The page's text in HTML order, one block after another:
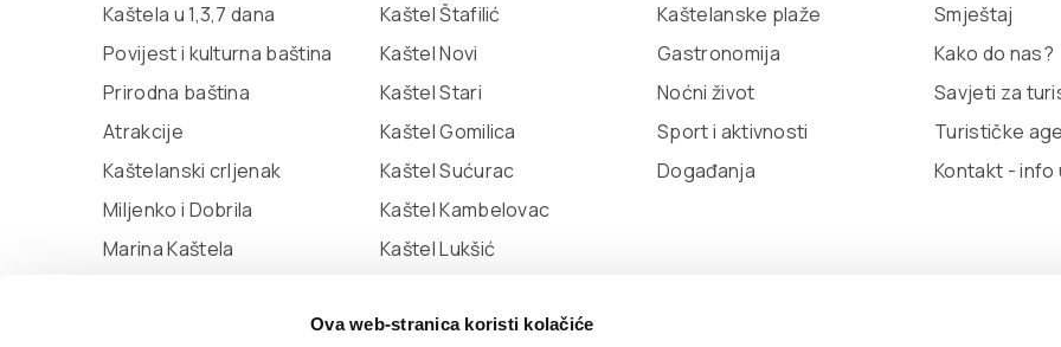
Ova web-stranica koristi kolačiće
Kaštela u 1,3,7 dana
Povijest i kulturna baština
Prirodna baština
Atrakcije
Kaštelanski crljenak
Miljenko i Dobrila
Marina Kaštela
Kaštel Štafilić
Kaštel Novi
Kaštel Stari
Kaštel Gomilica
Kaštel Sućurac
Kaštel Kambelovac
Kaštel Lukšić
Kaštelanske plaže
Gastronomija
Noćni život
Sport i aktivnosti
Događanja
Smještaj
Kako do nas?
Savjeti za
Turističke
Kontakt - info